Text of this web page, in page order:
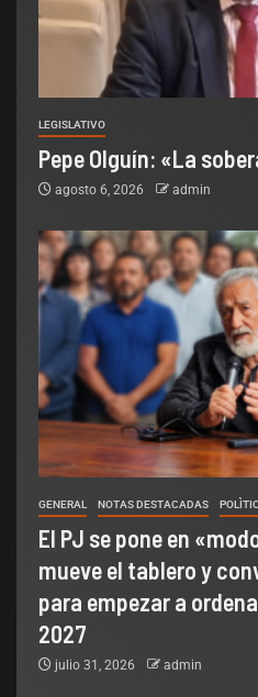
LEGISLATIVO
Pepe Olguín: «La
agosto 6, 2026 admin
GENERAL NOTAS DESTACADAS
El PJ se pone en
mueve el tablero y
para empezar a
2027
julio 31, 2026 admin